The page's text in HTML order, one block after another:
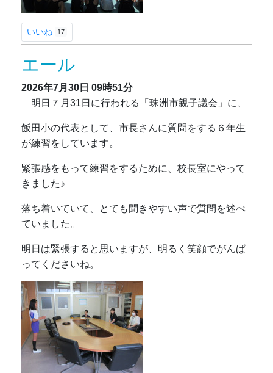
いいね 17
エール
2026年7月30日 09時51分
明日７月31日に行われる「珠洲市親子議会」に、
飯田小の代表として、市長さんに質問をする６年生
が練習をしています。
緊張感をもって練習をするために、校長室にやって
きました♪
落ち着いていて、とても聞きやすい声で質問を述べ
ていました。
明日は緊張すると思いますが、明るく笑顔でがんば
ってくださいね。